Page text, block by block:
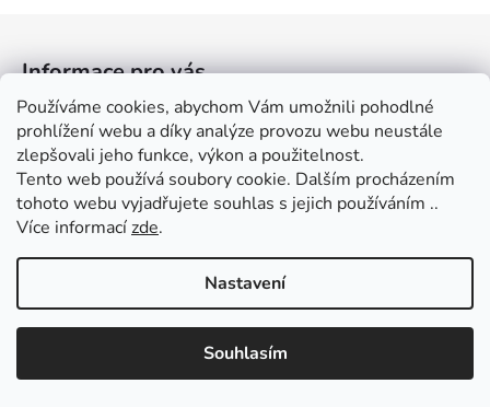
Používáme cookies, abychom Vám umožnili pohodlné
prohlížení webu a díky analýze provozu webu neustále
zlepšovali jeho funkce, výkon a použitelnost.
Tento web používá soubory cookie. Dalším procházením
tohoto webu vyjadřujete souhlas s jejich používáním ..
Více informacízde.
Nastavení
Souhlasím
Využijte slevu 100 Kč při nákupu nad 1500 Kč. V nákupním košíku
í
p
r
v
k
y
v
i
s
u
á
p Informace pro vás
O nás
Kontakty
Katalogy ND
Doprava a platba
Katalog Kverneland